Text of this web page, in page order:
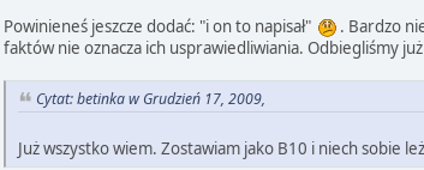
Powinieneś jeszcze dodać: "i on to napisał" . Bardzo
faktów nie oznacza ich usprawiedliwiania. Odbiegliśmy
Cytat: betinka w Grudzień 17, 2009,
Już wszystko wiem. Zostawiam jako B10 i niech sobie